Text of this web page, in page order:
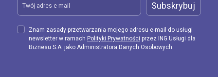
Subskrybuj
Znam zasady przetwarzania mojego adresu e-mail do usługi
newsletter w ramach Polityki Prywatności przez ING Usługi dla
Biznesu S.A. jako Administratora Danych Osobowych.